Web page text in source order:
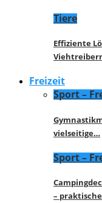
Tiere
Effiziente
Freizeit
Sport –
vielseitige…
Sport –
–